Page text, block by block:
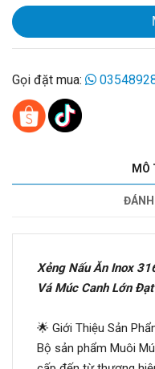
Gọi đặt mua:
MÔ
Xẻng Nấu Ăn Inox
Vá Múc Canh Lớn
🌟 Giới Thiệu Sản
Bộ sản phẩm Muôi